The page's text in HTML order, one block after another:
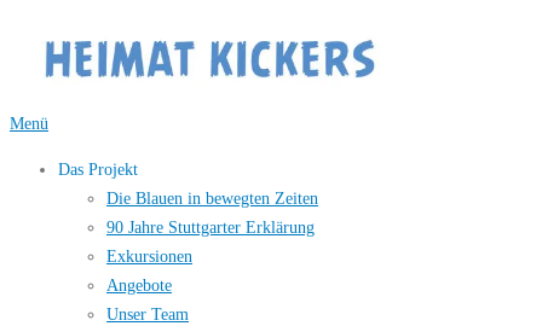
Inhalt
springen
Menü
Das Projekt
Die Blauen in bewegten Zeiten
90 Jahre Stuttgarter Erklärung
Exkursionen
Angebote
Unser Team